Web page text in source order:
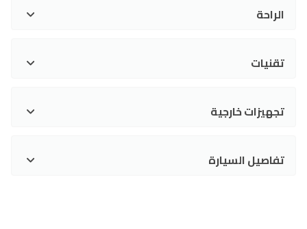
الراحة
تقنيات
تجهيزات خارجية
تفاصيل السيارة